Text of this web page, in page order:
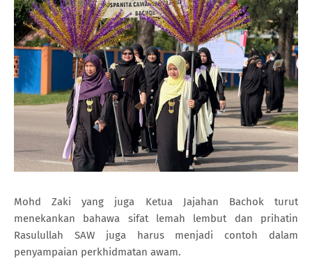
Mohd Zaki yang juga Ketua Jajahan Bachok turut
menekankan bahawa sifat lemah lembut dan prihatin
Rasulullah SAW juga harus menjadi contoh dalam
penyampaian perkhidmatan awam.